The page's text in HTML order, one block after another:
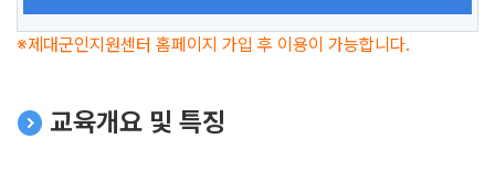
제대군인지원센터 홈페이지 가입 후 이용이 가능합니다.
교육개요 및 특징